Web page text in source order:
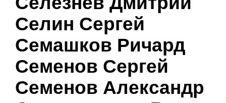
Селин Сергей
Семашков Ричард
Семенов Сергей
Семенов Александр